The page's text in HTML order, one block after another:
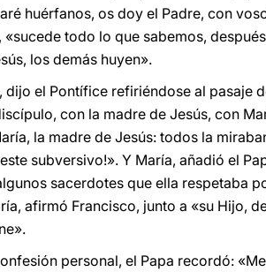
huérfanos, os doy el Padre, con
«sucede todo lo que sabemos,
los demás huyen».
dijo el Pontífice refiriéndose al pasaje
con la madre de Jesús, con
la madre de Jesús: todos la
subversivo!». Y María, añadió el
sacerdotes que ella respetaba
afirmó Francisco, junto a «su Hijo,
personal, el Papa recordó: